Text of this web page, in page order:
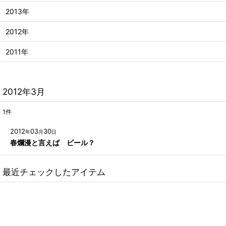
2012年3月
1件
2012年03月 30日
春爛漫と言えば ビール？
2013年
2012年
2011年
最近チェックしたアイテム